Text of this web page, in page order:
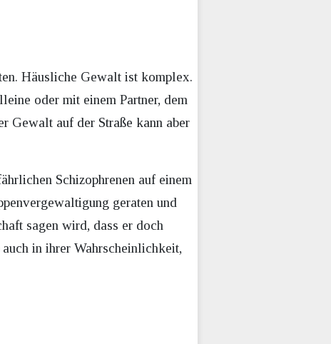
Häusliche Gewalt ist komplex.
oder mit einem Partner, dem
Gewalt auf der Straße kann aber
Schizophrenen auf einem
geraten und
sagen wird, dass er doch
in ihrer Wahrscheinlichkeit,